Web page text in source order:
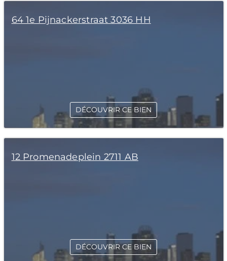
64 1e Pijnackerstraat 3036 HH
DÉCOUVRIR CE BIEN
12 Promenadeplein 2711 AB
DÉCOUVRIR CE BIEN